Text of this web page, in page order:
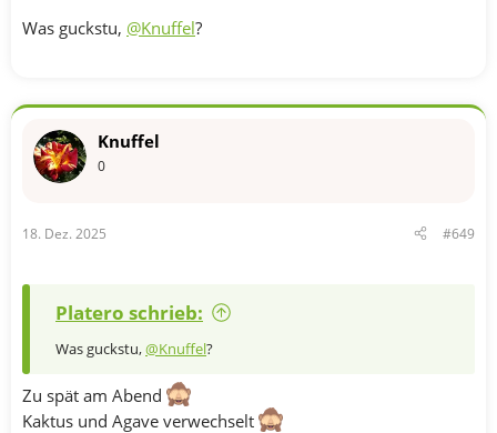
Was guckstu, @Knuffel?
Knuffel
0
18. Dez. 2025 #649
Platero schrieb:
Was guckstu,@Knuffel?
Zu spät am Abend
Kaktus und Agave verwechselt